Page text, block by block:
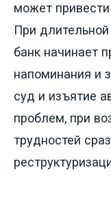
может
При
банк начинает
напоминания и
суд и изъятие
проблем, при
трудностей